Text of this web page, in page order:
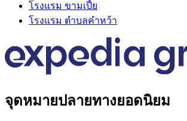
โรงแรม ขามเปี้ย
โรงแรม ตําบลคําหว้า
จุดหมายปลายทางยอดนิยม